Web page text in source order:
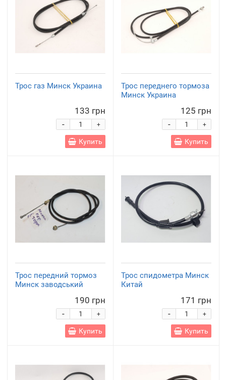
Трос газ Минск Украина
133 грн
+
-
Купить
Трос переднего тормоза
Минск Украина
125 грн
+
-
Купить
Трос передний тормоз
Минск заводський
190 грн
+
-
Купить
Трос спидометра Минск
Китай
171 грн
+
-
Купить